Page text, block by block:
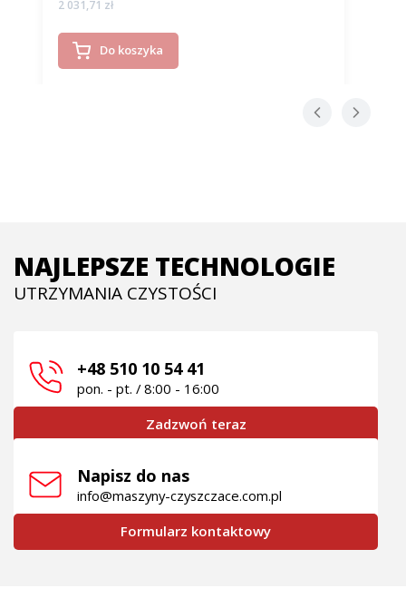
Cena
2 031,71 zł
Do koszyka
NAJLEPSZE TECHNOLOGIE
UTRZYMANIA CZYSTOŚCI
+48 510 10 54 41
pon. - pt. / 8:00 - 16:00
Zadzwoń teraz
Napisz do nas
info@maszyny-czyszczace.com.pl
Formularz kontaktowy